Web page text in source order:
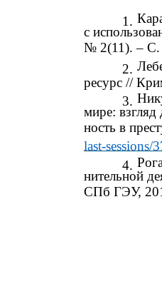
1.
с
№ 2(11). – С.
2.
ресурс //
3.
мире: взгляд
ность в
last-
4.
нительной
СПб ГЭУ,